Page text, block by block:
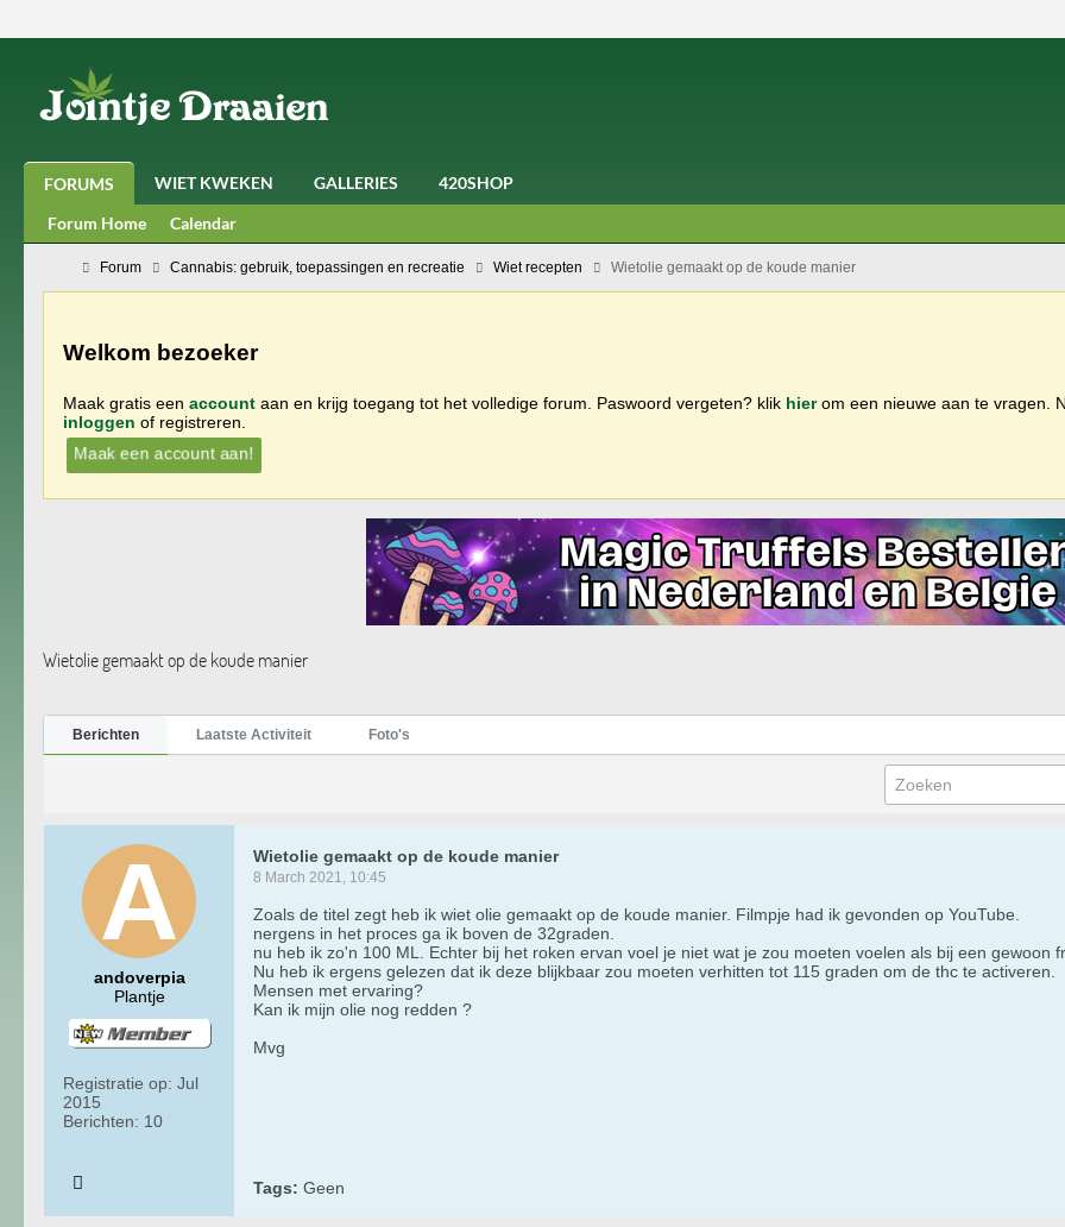
FORUMS WIET KWEKEN GALLERIES
420SHOP
Forum Home
Calendar
Forum Cannabis: gebruik, toepassingen en recreatie Wiet recepten Wietolie gemaakt op de koude manier
Welkom bezoeker
Maak gratis een account aan en krijg toegang tot het volledige forum. Paswoord vergeten? klik hierom een nieuwe aan te vragen.
inloggen of registreren.
Maak een account aan!
Wietolie gemaakt op de koude manier
Berichten Laatste Activiteit Foto's
andoverpia
Plantje
Registratie op: Jul
2015
Berichten: 10
Wietolie gemaakt op de koude manier
8 March 2021, 10:45
Zoals de titel zegt heb ik wiet olie gemaakt op de koude manier. Filmpje had ik gevonden op YouTube.
nergens in het proces ga ik boven de 32graden.
nu heb ik zo'n 100 ML. Echter bij het roken ervan voel je niet wat je zou moeten voelen als bij een gewoon
Nu heb ik ergens gelezen dat ik deze blijkbaar zou moeten verhitten tot 115 graden om de thc te activeren.
Mensen met ervaring?
Kan ik mijn olie nog redden ?
Mvg
Tags: Geen